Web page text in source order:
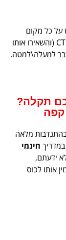
כל מקום
נייטרלי בשולחן העבודה, לאחר מכן לחצו על CTRL (והשאירו אותו
למעלה\למטה.
תקלה?
מלאה
חינמי
לכוס